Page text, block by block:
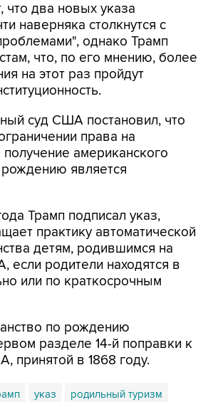
что два новых указа
наверняка столкнутся с
однако Трамп
что, по его мнению, более
на этот раз пройдут
суд США постановил, что
права на
американского
является
Трамп подписал указ,
практику автоматической
детям, родившимся на
если родители находятся в
или по краткосрочным
по рождению
разделе 14-й поправки к
принятой в 1868 году.
указ родильный туризм